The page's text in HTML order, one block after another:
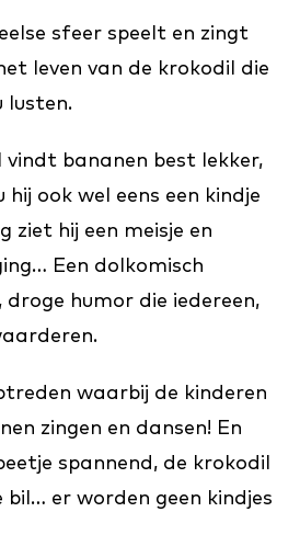
sfeer speelt en zingt
leven van de krokodil die
lusten.
vindt bananen best lekker,
hij ook wel eens een kindje
ziet hij een meisje en
Een dolkomisch
humor die iedereen,
waarbij de kinderen
zingen en dansen! En
spannend, de krokodil
bil… er worden geen kindjes